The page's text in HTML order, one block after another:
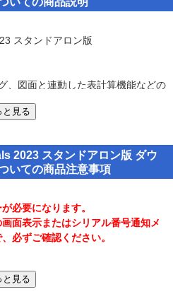
スタンドアロン版
、図面と連動した表計算機能などの
インストール可能(同時稼働は不可)
・図面と連動できる表計算機能
と見る
2023 スタンドアロン版 ダウ
いての商品注意事項
必要になります。
面表示またはシリアル番号通知メ
必ずご確認ください。
と見る